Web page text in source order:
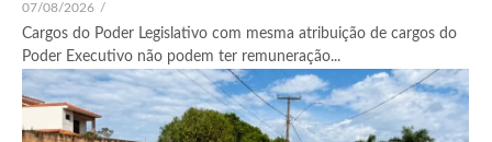
07/08/2026 /
Cargos do Poder Legislativo com mesma atribuição de cargos do
Poder Executivo não podem ter remuneração...